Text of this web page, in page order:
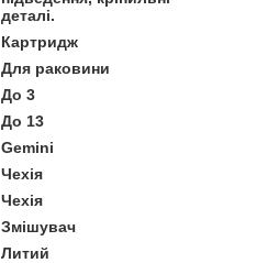
деталі.
Картридж
Для раковини
До 3
До 13
Gemini
Чехія
Чехія
Змішувач
Литий